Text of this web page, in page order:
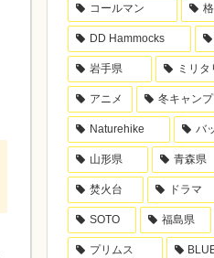
コールマン
DD Hammocks
岩手県 ミリタ
アニメ 冬キャンプ
Naturehike バ
山形県 青森県
焚火台 ドラマ
SOTO 福島県
プリムス